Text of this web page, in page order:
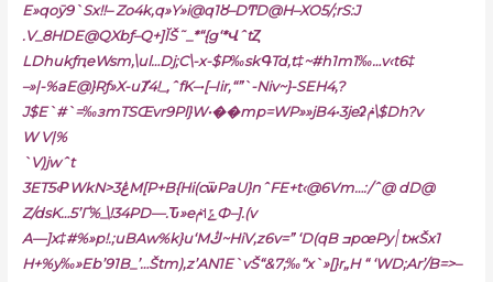
E»qoӯ9`Sx!!– Zo4k‚q»Y»i@q1ȣ–DͲD@H–XO5/;rS:J
.V_8HDE@QXbƒ–Q+]ĬŠ˜_*“{g‘*ՎˆtȤ
LDhukƒԥeWsm,\ul…Dj;C\-x-$P‰skԳTd‚t‡~#h1m1‰…v‹t6‡
–»|-%aE@}Rƒ»X-uȾ4!_‚ˆfK–•[–Iir‚“”`-Niv~}-SEH4‚?
J$E`#`=‰зmTSŒvr9Pl}W•��mp=WP»»jB4•3jeʡݥ\$Dh?v
W V|%
`V)jwˆt
3ET5‹ΡWkN>ڠ3M[P+B{Hiׁ(cѿPaU}nˆFE+t‹@6Vm…:/ˆ@ dD@
Z/dsK…5’Ґ%_\!34
PD—.Ԏ»eݻ˦ݥФ–].(v
A—]x‡#%»p!.;uBAw%k}u‘Mڭ~HiV‚z6v=” ‘D(qB ߏpœPy׀tжŠx1
H+%y‰»Eb’91B_’…Štm)‚z’AN1E`vŠ“&7;‰“x`»[}r„H “ ‘WD;Ar’/B=>–